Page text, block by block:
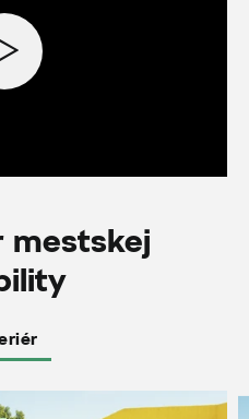
mestskej